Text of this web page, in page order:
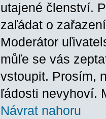
utajené členství.
zaľádat o
Moderátor
můľe se vás
vstoupit. Prosím,
ľádosti nevyhoví.
Návrat nahoru